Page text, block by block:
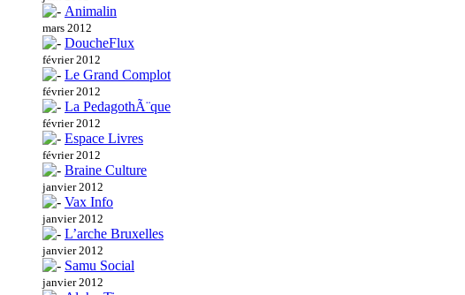
Animalin
mars 2012
DoucheFlux
février 2012
Le Grand Complot
février 2012
La PedagothÃ¨que
février 2012
Espace Livres
février 2012
Braine Culture
janvier 2012
Vax Info
janvier 2012
L’arche Bruxelles
janvier 2012
Samu Social
janvier 2012